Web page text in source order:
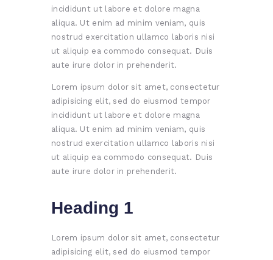
incididunt ut labore et dolore magna
aliqua. Ut enim ad minim veniam, quis
nostrud exercitation ullamco laboris nisi
ut aliquip ea commodo consequat. Duis
aute irure dolor in prehenderit.
Lorem ipsum dolor sit amet, consectetur
adipisicing elit, sed do eiusmod tempor
incididunt ut labore et dolore magna
aliqua. Ut enim ad minim veniam, quis
nostrud exercitation ullamco laboris nisi
ut aliquip ea commodo consequat. Duis
aute irure dolor in prehenderit.
Heading 1
Lorem ipsum dolor sit amet, consectetur
adipisicing elit, sed do eiusmod tempor